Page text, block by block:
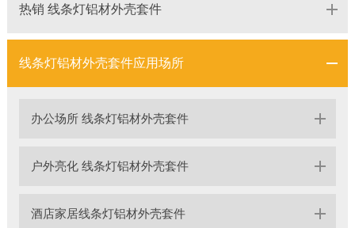
热销 线条灯铝材外壳套件
线条灯铝材外壳套件应用场所
办公场所 线条灯铝材外壳套件
户外亮化 线条灯铝材外壳套件
酒店家居线条灯铝材外壳套件